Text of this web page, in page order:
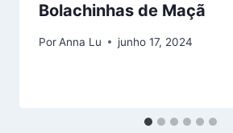
Bolachinhas de Maçã
PorAnna Lu junho 17, 2024